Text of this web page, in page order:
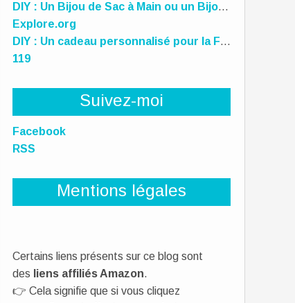
DIY : Un Bijou de Sac à Main ou un Bijou de téléphone Unique pour la Fête des Mères !
Explore.org
DIY : Un cadeau personnalisé pour la Fête des Mères, des Pères et des gens qu'on aime !
119
Suivez-moi
Facebook
RSS
Mentions légales
Certains liens présents sur ce blog sont
des liens affiliés Amazon.
👉 Cela signifie que si vous cliquez